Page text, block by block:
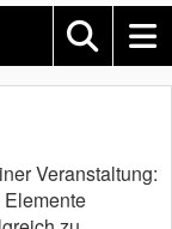
Veranstaltung: